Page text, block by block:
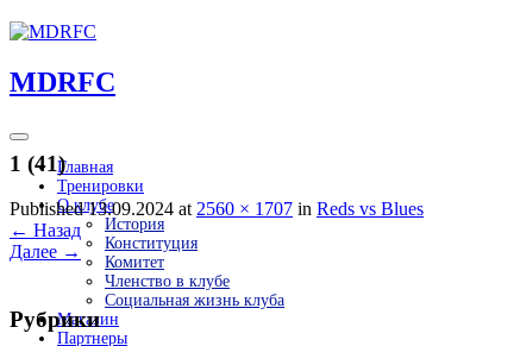
Перейти
к
MDRFC
Главная
Тренировки
О клубе
История
Конституция
Комитет
Членство в клубе
Социальная жизнь клуба
Магазин
Партнеры
1 (41)
Published 13.09.2024 at2560 × 1707 in Reds vs Blues
← Назад
Далее →
Рубрики